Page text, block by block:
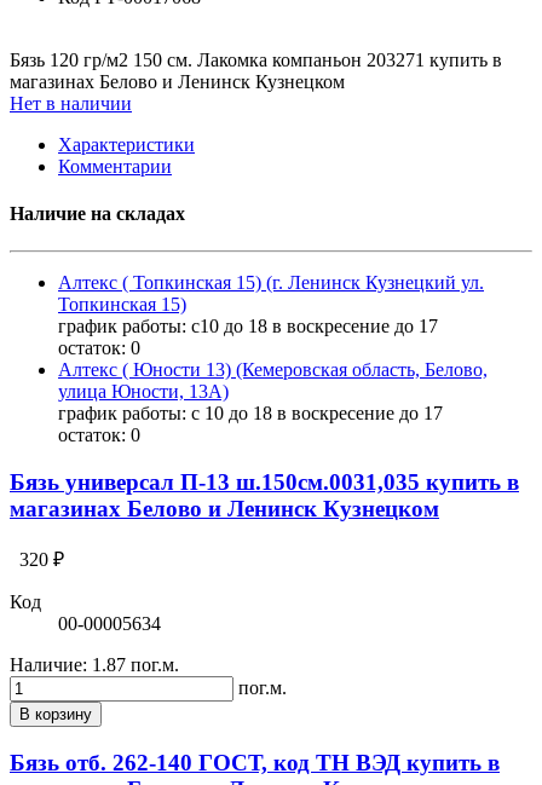
Бязь 120 гр/м2 150 см. Лакомка компаньон 203271 купить в
магазинах Белово и Ленинск Кузнецком
Нет в наличии
Характеристики
Комментарии
Наличие на складах
Алтекс ( Топкинская 15) (г. Ленинск Кузнецкий ул.
Топкинская 15)
график работы: с10 до 18 в воскресение до 17
остаток: 0
Алтекс ( Юности 13) (Кемеровская область, Белово,
улица Юности, 13А)
график работы: с 10 до 18 в воскресение до 17
остаток: 0
Бязь универсал П-13 ш.150см.0031,035 купить в
магазинах Белово и Ленинск Кузнецком
320 ₽
Код
00-00005634
Наличие: 1.87 пог.м.
пог.м.
В корзину
Бязь отб. 262-140 ГОСТ, код ТН ВЭД купить в